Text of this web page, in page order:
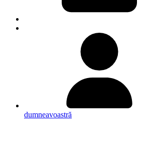
dumneavoastră